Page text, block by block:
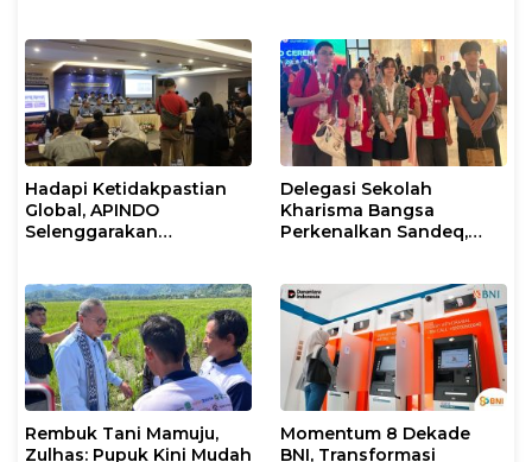
Hadapi Ketidakpastian
Global, APINDO
Selenggarakan
Ketahanan Ekonomi
Nasional
Delegasi Sekolah
Kharisma Bangsa
Perkenalkan Sandeq,
STEAM Olympiad 2026 di
Roma
Rembuk Tani Mamuju,
Zulhas: Pupuk Kini Mudah
Momentum 8 Dekade
BNI, Transformasi